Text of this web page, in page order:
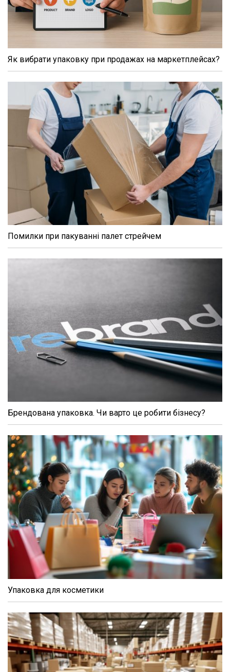
Як вибрати упаковку при продажах на маркетплейсах?
Помилки при пакуванні палет стрейчем
Брендована упаковка. Чи варто це робити бізнесу?
Упаковка для косметики